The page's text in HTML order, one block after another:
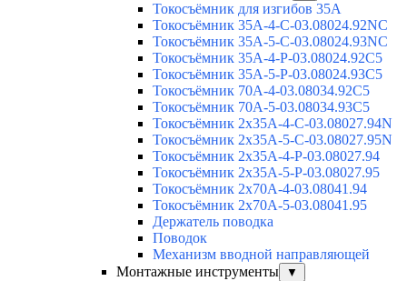
Токосъёмник для изгибов 35А
Токосъёмник 35А-4-С-03.08024.92NC
Токосъёмник 35А-5-С-03.08024.93NC
Токосъёмник 35А-4-Р-03.08024.92C5
Токосъёмник 35А-5-Р-03.08024.93C5
Токосъёмник 70А-4-03.08034.92C5
Токосъёмник 70А-5-03.08034.93C5
Токосъёмник 2х35А-4-С-03.08027.94N
Токосъёмник 2х35А-5-С-03.08027.95N
Токосъёмник 2х35А-4-Р-03.08027.94
Токосъёмник 2х35А-5-Р-03.08027.95
Токосъёмник 2х70А-4-03.08041.94
Токосъёмник 2х70А-5-03.08041.95
Держатель поводка
Поводок
Механизм вводной направляющей
Монтажные инструменты
▼